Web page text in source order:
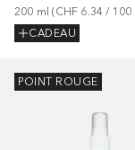
200 ml (CHF 6.34 / 100
CADEAU
POINT ROUGE